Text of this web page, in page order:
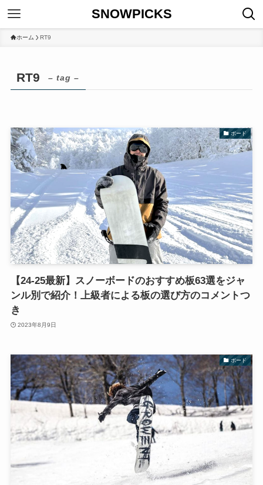
SNOWPICKS
ホーム RT9
RT9 – tag –
ボード
【24-25最新】スノーボードのおすすめ板63選をジャ
ンル別で紹介！上級者による板の選び方のコメントつ
き
2023年8月9日
ボード